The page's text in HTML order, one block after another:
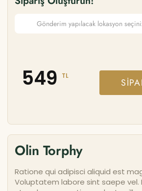
Olin Torphy
Ratione qui adipisci aliquid est
Voluptatem labore sint saepe vel.
549 TL